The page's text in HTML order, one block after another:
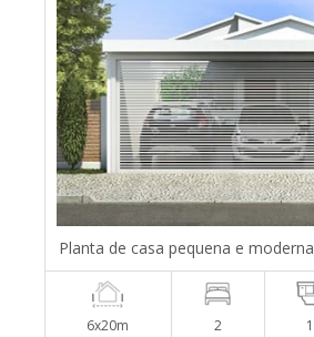
Planta de casa pequena e moderna
6x20m 2 1